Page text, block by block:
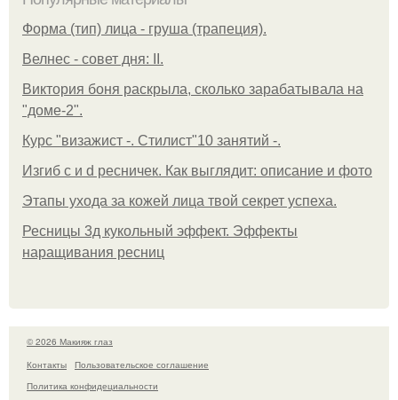
Форма (тип) лица - груша (трапеция).
Велнес - совет дня: II.
Виктория боня раскрыла, сколько зарабатывала на
"доме-2".
Курс "визажист -. Стилист"10 занятий -.
Изгиб c и d ресничек. Как выглядит: описание и фото
Этапы ухода за кожей лица твой секрет успеха.
Ресницы 3д кукольный эффект. Эффекты
наращивания ресниц
© 2026 Макияж глаз
Контакты
Пользовательское соглашение
Политика конфидециальности